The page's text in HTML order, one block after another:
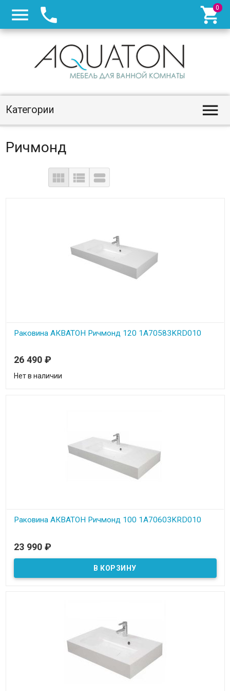
  
Категории 
Ричмонд
  
Раковина АКВАТОН Ричмонд 120 1A70583KRD010
26 490 ₽
Нет в наличии
Раковина АКВАТОН Ричмонд 100 1A70603KRD010
23 990 ₽